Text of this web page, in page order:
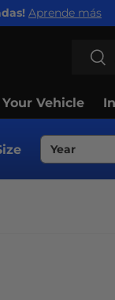
Aprende más
Buscar
Vehicle